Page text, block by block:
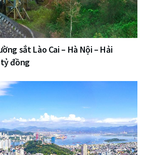
sắt Lào Cai – Hà Nội – Hải
đồng